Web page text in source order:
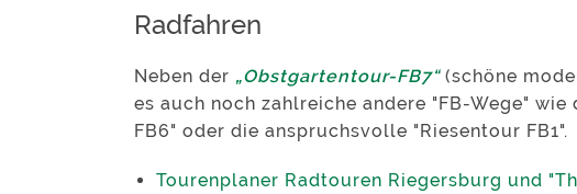
Radfahren
Neben der „Obstgartentour-FB7“(schöne
es auch noch zahlreiche andere "FB-Wege"
FB6" oder die anspruchsvolle "Riesentour FB1".
Tourenplaner Radtouren Riegersburg und